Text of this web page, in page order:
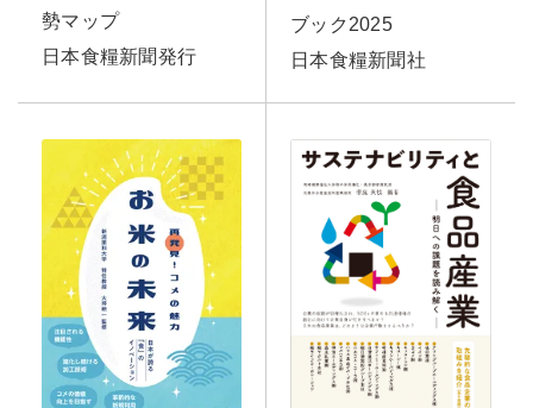
勢マップ
日本食糧新聞発行
ブック2025
日本食糧新聞社